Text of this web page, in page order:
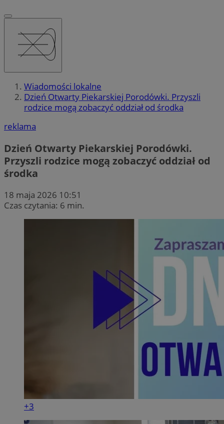
Wiadomości lokalne
Dzień Otwarty Piekarskiej Porodówki. Przyszli
rodzice mogą zobaczyć oddział od środka
reklama
Dzień Otwarty Piekarskiej Porodówki.
Przyszli rodzice mogą zobaczyć oddział od
środka
18 maja 2026 10:51
Czas czytania: 6 min.
+3